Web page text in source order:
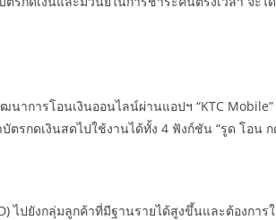
การโอนเงินออนไลน์ผ่านแอปฯ “KTC Mobile”
รกดเงินสดไปใช้งานได้ทั้ง 4 ฟังก์ชัน “รูด โอน ก
ไปยังกลุ่มลูกค้าที่มีฐานรายได้สูงขึ้นและต้องการ